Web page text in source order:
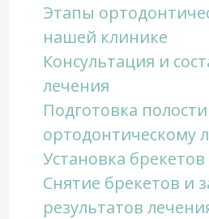
Этапы
нашей клинике
Консультация и
лечения
Подготовка
ортодонтическому
Установка брекетов
Снятие брекетов и
результатов